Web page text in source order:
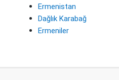
Ermenistan
Dağlık Karabağ
Ermeniler